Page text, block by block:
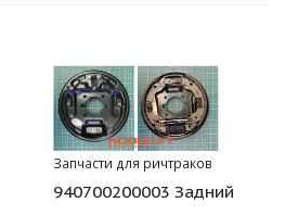
Запчасти для ричтраков
940700200003 Задний